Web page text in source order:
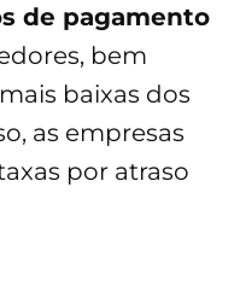
de pagamento
bem
baixas dos
as empresas
por atraso